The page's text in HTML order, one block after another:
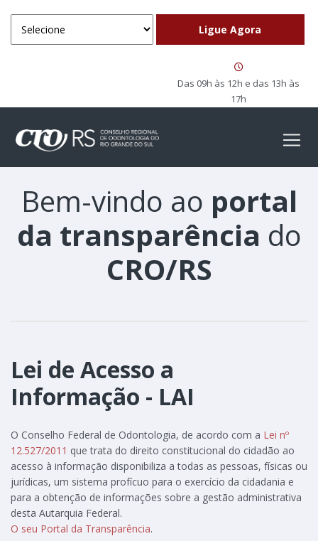
Das 09h às 12h e das 13h às
17h
Bem-vindo ao portal
da transparência do
CRO/RS
Lei de Acesso a
Informação - LAI
O Conselho Federal de Odontologia, de acordo com a Lei nº
12.527/2011 que trata do direito constitucional do cidadão ao
acesso à informação disponibiliza a todas as pessoas, físicas ou
jurídicas, um sistema profícuo para o exercício da cidadania e
para a obtenção de informações sobre a gestão administrativa
desta Autarquia Federal.
O seu Portal da Transparência.